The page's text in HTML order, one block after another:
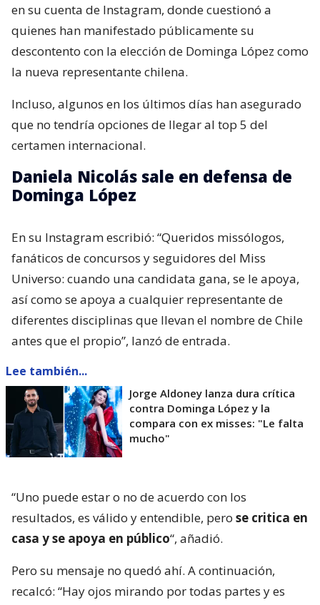
en su cuenta de Instagram, donde cuestionó a
quienes han manifestado públicamente su
descontento con la elección de Dominga López como
la nueva representante chilena.
Incluso, algunos en los últimos días han asegurado
que no tendría opciones de llegar al top 5 del
certamen internacional.
Daniela Nicolás sale en defensa de
Dominga López
En su Instagram escribió: “Queridos missólogos,
fanáticos de concursos y seguidores del Miss
Universo: cuando una candidata gana, se le apoya,
así como se apoya a cualquier representante de
diferentes disciplinas que llevan el nombre de Chile
antes que el propio”, lanzó de entrada.
Lee también...
Jorge Aldoney lanza dura crítica
contra Dominga López y la
compara con ex misses: "Le falta
mucho"
“Uno puede estar o no de acuerdo con los
resultados, es válido y entendible, pero se critica en
casa y se apoya en público“, añadió.
Pero su mensaje no quedó ahí. A continuación,
recalcó: “Hay ojos mirando por todas partes y es